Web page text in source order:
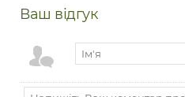
Ваш відгук